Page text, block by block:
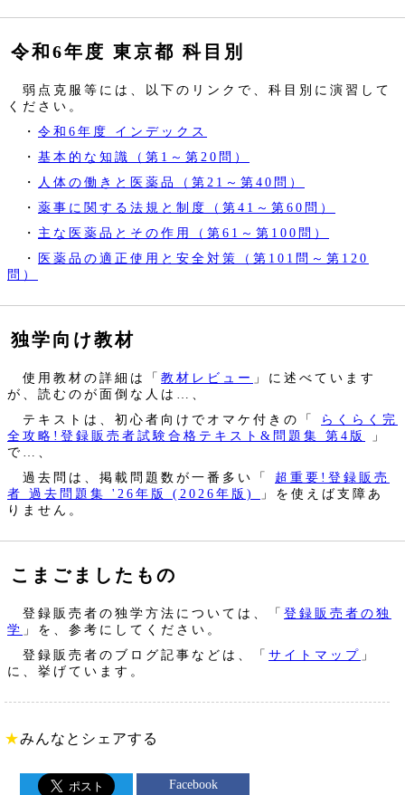
令和6年度 東京都 科目別
弱点克服等には、以下のリンクで、科目別に演習して
ください。
・ 令和6年度 インデックス
・ 基本的な知識（第1～第20問）
・
人体の働きと医薬品（第21～第40問）
・ 薬事に関する法規と制度（第41～第60問）
・ 主な医薬品とその作用（第61～第100問）
・
医薬品の適正使用と安全対策（第101問～第120
問）
独学向け教材
使用教材の詳細は「 教材レビュー 」に述べています
が、読むのが面倒な人は…、
テキストは、初心者向けでオマケ付きの「
らくらく完
全攻略!登録販売者試験合格テキスト&問題集 第4版
」
で…、
過去問は、掲載問題数が一番多い「
超重要!登録販売
者 過去問題集 '26年版 (2026年版)
」を使えば支障あ
りません。
こまごましたもの
登録販売者の独学方法については、「 登録販売者の独
学 」を、参考にしてください。
登録販売者のブログ記事などは、「 サイトマップ 」
に、挙げています。
★みんなとシェアする
Facebook